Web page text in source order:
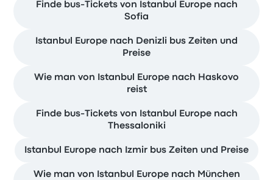
Finde bus-Tickets von Istanbul Europe nach
Sofia
Istanbul Europe nach Denizli bus Zeiten und
Preise
Wie man von Istanbul Europe nach Haskovo
reist
Finde bus-Tickets von Istanbul Europe nach
Thessaloniki
Istanbul Europe nach Izmir bus Zeiten und Preise
Wie man von Istanbul Europe nach München